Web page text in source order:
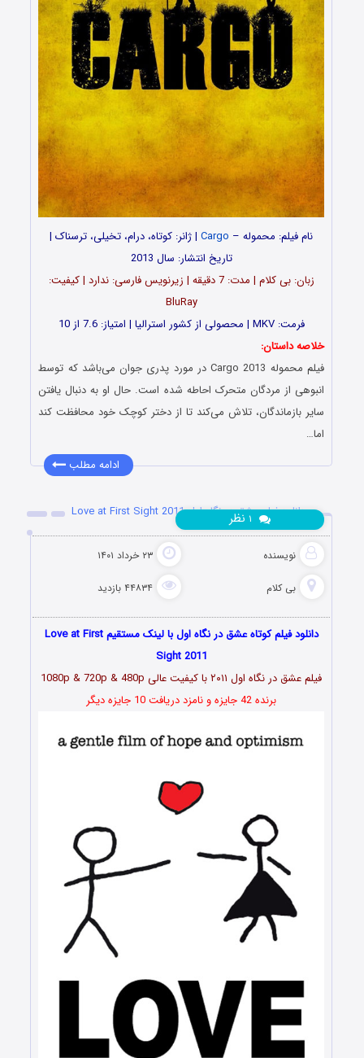
نام فیلم: محموله – Cargo | ژانر: کوتاه، درام، تخیلی، ترسناک |
تاریخ انتشار: سال 2013
زبان: بی کلام | مدت: 7 دقیقه | زیرنویس فارسی: ندارد | کیفیت:
BluRay
فرمت: MKV | محصولی از کشور استرالیا | امتیاز: 7.6 از 10
خلاصه داستان:
فیلم محموله Cargo 2013 در مورد پدری جوان می‌باشد که توسط
انبوهی از مردگان متحرک احاطه شده است. حال او به دنبال یافتن
سایر بازماندگان، تلاش می‌کند تا از دختر کوچک خود محافظت کند
اما…
ادامه مطلب
دانلود فیلم عشق در نگاه اول Love at First Sight 2011
نویسنده ۲۳ خرداد ۱۴۰۱
بی کلام ۴۴۸۳۴ بازدید
نظر
دانلود فیلم کوتاه عشق در نگاه اول با لینک مستقیم Love at First
Sight 2011
فیلم عشق در نگاه اول ۲۰۱۱ با کیفیت عالی 1080p & 720p & 480p
برنده 42 جایزه و نامزد دریافت 10 جایزه دیگر